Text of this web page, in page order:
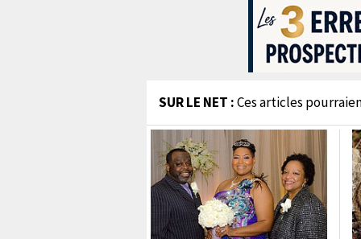
SUR LE NET :Ces articles